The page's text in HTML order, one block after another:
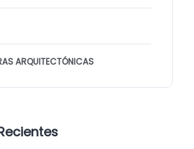
ARQUITECTÓNICAS